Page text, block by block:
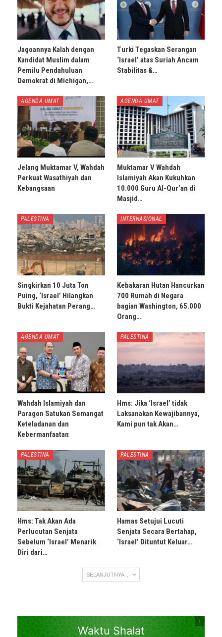
Jagoannya Kalah dengan
Kandidat Muslim dalam
Pemilu Pendahuluan
Demokrat di Michigan,…
Turki Tegaskan Serangan
‘Israel’ atas Suriah Ancam
Stabilitas &…
AGENDA UMAT
Jelang Muktamar V, Wahdah
Perkuat Wasathiyah dan
Kebangsaan
AGENDA UMAT
Muktamar V Wahdah
Islamiyah Akan Kukuhkan
10.000 Guru Al-Qur’an di
Masjid…
PALESTINA
Singkirkan 10 Juta Ton
Puing, ‘Israel’ Hilangkan
Bukti Kejahatan Perang…
INTERNASIONAL
Kebakaran Hutan Hancurkan
700 Rumah di Negara
bagian Washington, 65.000
Orang…
AGENDA UMAT
Wahdah Islamiyah dan
Paragon Satukan Semangat
Keteladanan dan
Kebermanfaatan
PALESTINA
Hms: Jika ‘Israel’ tidak
Laksanakan Kewajibannya,
Kami pun tak Akan…
PALESTINA
Hms: Tak Akan Ada
Perlucutan Senjata
Sebelum ‘Israel’ Menarik
Diri dari…
PALESTINA
Hamas Setujui Lucuti
Senjata Secara Bertahap,
‘Israel’ Dituntut Keluar…
SELANJUTNYA ...